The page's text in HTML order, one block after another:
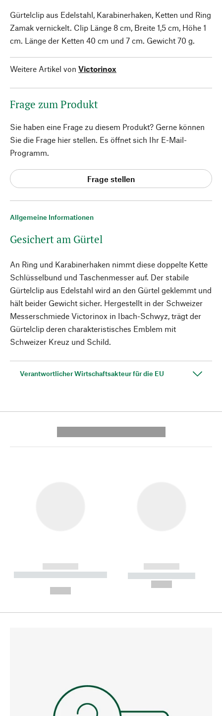
Allgemeine Informationen
Gesichert am Gürtel
An Ring und Karabinerhaken nimmt diese doppelte Kette
Schlüsselbund und Taschenmesser auf. Der stabile
Gürtelclip aus Edelstahl wird an den Gürtel geklemmt und
hält beider Gewicht sicher. Hergestellt in der Schweizer
Messerschmiede Victorinox in Ibach-Schwyz, trägt der
Gürtelclip deren charakteristisches Emblem mit
Schweizer Kreuz und Schild.
Verantwortlicher Wirtschaftsakteur für die EU
Gürtelclip aus Edelstahl, Karabinerhaken, Ketten und Ring
Zamak vernickelt. Clip Länge 8 cm, Breite 1,5 cm, Höhe 1
cm. Länge der Ketten 40 cm und 7 cm. Gewicht 70 g.
Weitere Artikel von Victorinox
Frage zum Produkt
Sie haben eine Frage zu diesem Produkt? Gerne können
Sie die Frage hier stellen. Es öffnet sich Ihr E-Mail-
Programm.
Frage stellen
------------
----------- ----------- --------
------------
----------- -----------